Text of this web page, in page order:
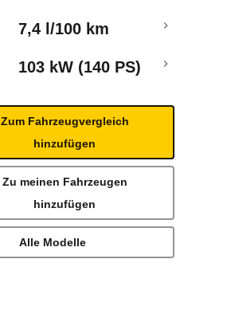
7,4 l/100 km
103 kW (140 PS)
Zum Fahrzeugvergleich
hinzufügen
Zu meinen Fahrzeugen
hinzufügen
Alle Modelle